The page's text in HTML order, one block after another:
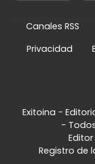
Canales RSS
Privacidad
Exitoina -
-
Registro de